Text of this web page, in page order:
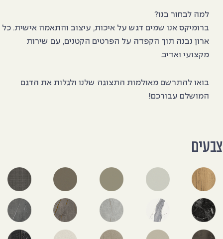
למה לבחור בנו?
ברומיקס אנו שמים דגש על איכות, עיצוב והתאמה אישית. כל
ארון נבנה תוך הקפדה על הפרטים הקטנים, עם שירות
מקצועי ואדיב.
בואו להתרשם מאולמות התצוגה שלנו ולגלות את הדגם
המושלם עבורכם!
צבעים